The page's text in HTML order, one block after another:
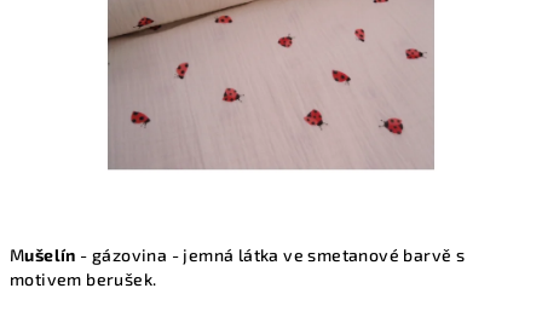
Mušelín - gázovina - jemná látka ve smetanové barvě s
motivem berušek.